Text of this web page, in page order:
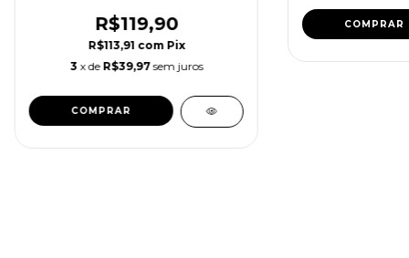
R$119,90
R$113,91 com Pix
3 x de R$39,97 sem juros
COMPRAR
COMPRAR